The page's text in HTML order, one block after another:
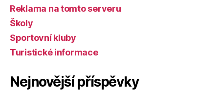
Reklama na tomto serveru
Školy
Sportovní kluby
Turistické informace
Nejnovější příspěvky